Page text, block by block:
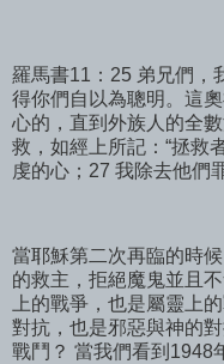
羅馬書11：25 弟兄們，
得你們自以為聰明。這
心的，直到外族人的全
救，如經上所記：“拯救
虔的心；27 我除去他們
當耶穌第二次再臨的時
的救主，拒絕魔鬼並且
上的戰爭，也是屬靈上
對抗，也是邪惡與神的
戰鬥？ 當我們看到1948